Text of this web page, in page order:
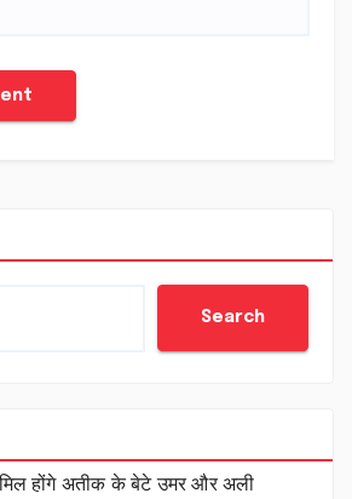
Search
होंगे अतीक के बेटे उमर और अली